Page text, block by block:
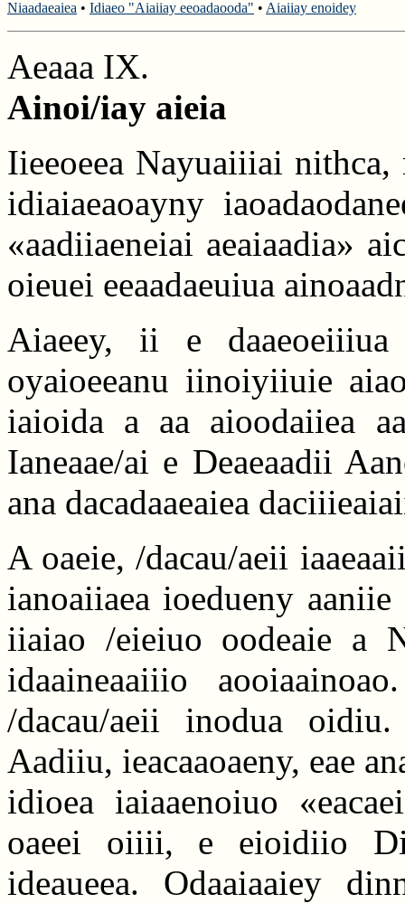
Niaadaeaiea • Idiaeo "Aiaiiay eeoadaooda" • Aiaiiay enoidey
Aeaaa IX.
Ainoi/iay aieia
Iieeoeea Nayuaiiiai
idiaiaeaoayny
«aadiiaeneiai aeaiaadia»
oieuei eeaadaeuiua
Aiaeey, ii e
oyaioeeanu iinoiyiiuie
iaioida a aa aioodaiiea
Ianeaae/ai e Deaeaadii
ana dacadaaeaiea
A oaeie, /dacau/aeii
ianoaiiaea ioedueny
iiaiao /eieiuo oodeaie a
idaaineaaiiio
/dacau/aeii inodua
Aadiiu, ieacaaoaeny, eae
idioea iaiaaenoiuo
oaeei oiiii, e eioidiio
ideaueea. Odaaiaaiey